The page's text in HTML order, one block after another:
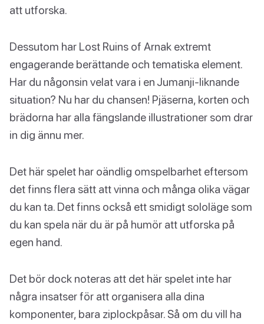
att utforska.
Dessutom har Lost Ruins of Arnak extremt
engagerande berättande och tematiska element.
Har du någonsin velat vara i en Jumanji-liknande
situation? Nu har du chansen! Pjäserna, korten och
brädorna har alla fängslande illustrationer som drar
in dig ännu mer.
Det här spelet har oändlig omspelbarhet eftersom
det finns flera sätt att vinna och många olika vägar
du kan ta. Det finns också ett smidigt sololäge som
du kan spela när du är på humör att utforska på
egen hand.
Det bör dock noteras att det här spelet inte har
några insatser för att organisera alla dina
komponenter, bara ziplockpåsar. Så om du vill ha